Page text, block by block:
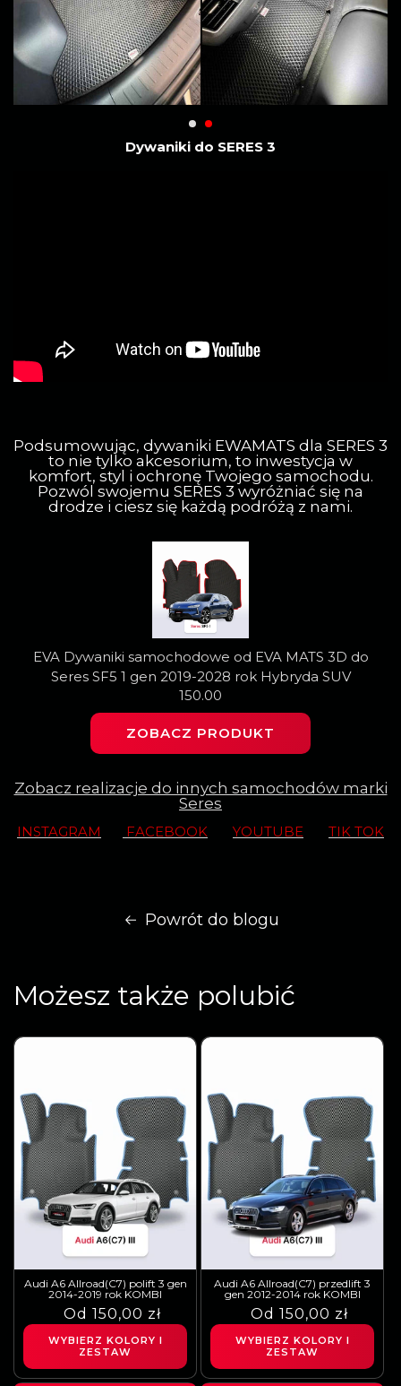
Dywaniki do SERES 3
Podsumowując, dywaniki EWAMATS dla SERES 3
to nie tylko akcesorium, to inwestycja w
komfort, styl i ochronę Twojego samochodu.
Pozwól swojemu SERES 3 wyróżniać się na
drodze i ciesz się każdą podróżą z nami.
EVA Dywaniki samochodowe od EVA MATS 3D do
Seres SF5 1 gen 2019-2028 rok Hybryda SUV
150.00
ZOBACZ PRODUKT
Zobacz realizacje do innych samochodów marki
Seres
INSTAGRAM FACEBOOK YOUTUBE TIK TOK
Powrót do blogu
Możesz także polubić
Audi A6 Allroad(C7) polift 3 gen
2014-2019 rok KOMBI
Cena
regularna
Cena
sprzedaży
Od 150,00 zł
WYBIERZ KOLORY I
ZESTAW
Audi A6 Allroad(C7) przedlift 3
gen 2012-2014 rok KOMBI
Cena
regularna
Cena
sprzedaży
Od 150,00 zł
WYBIERZ KOLORY I
ZESTAW